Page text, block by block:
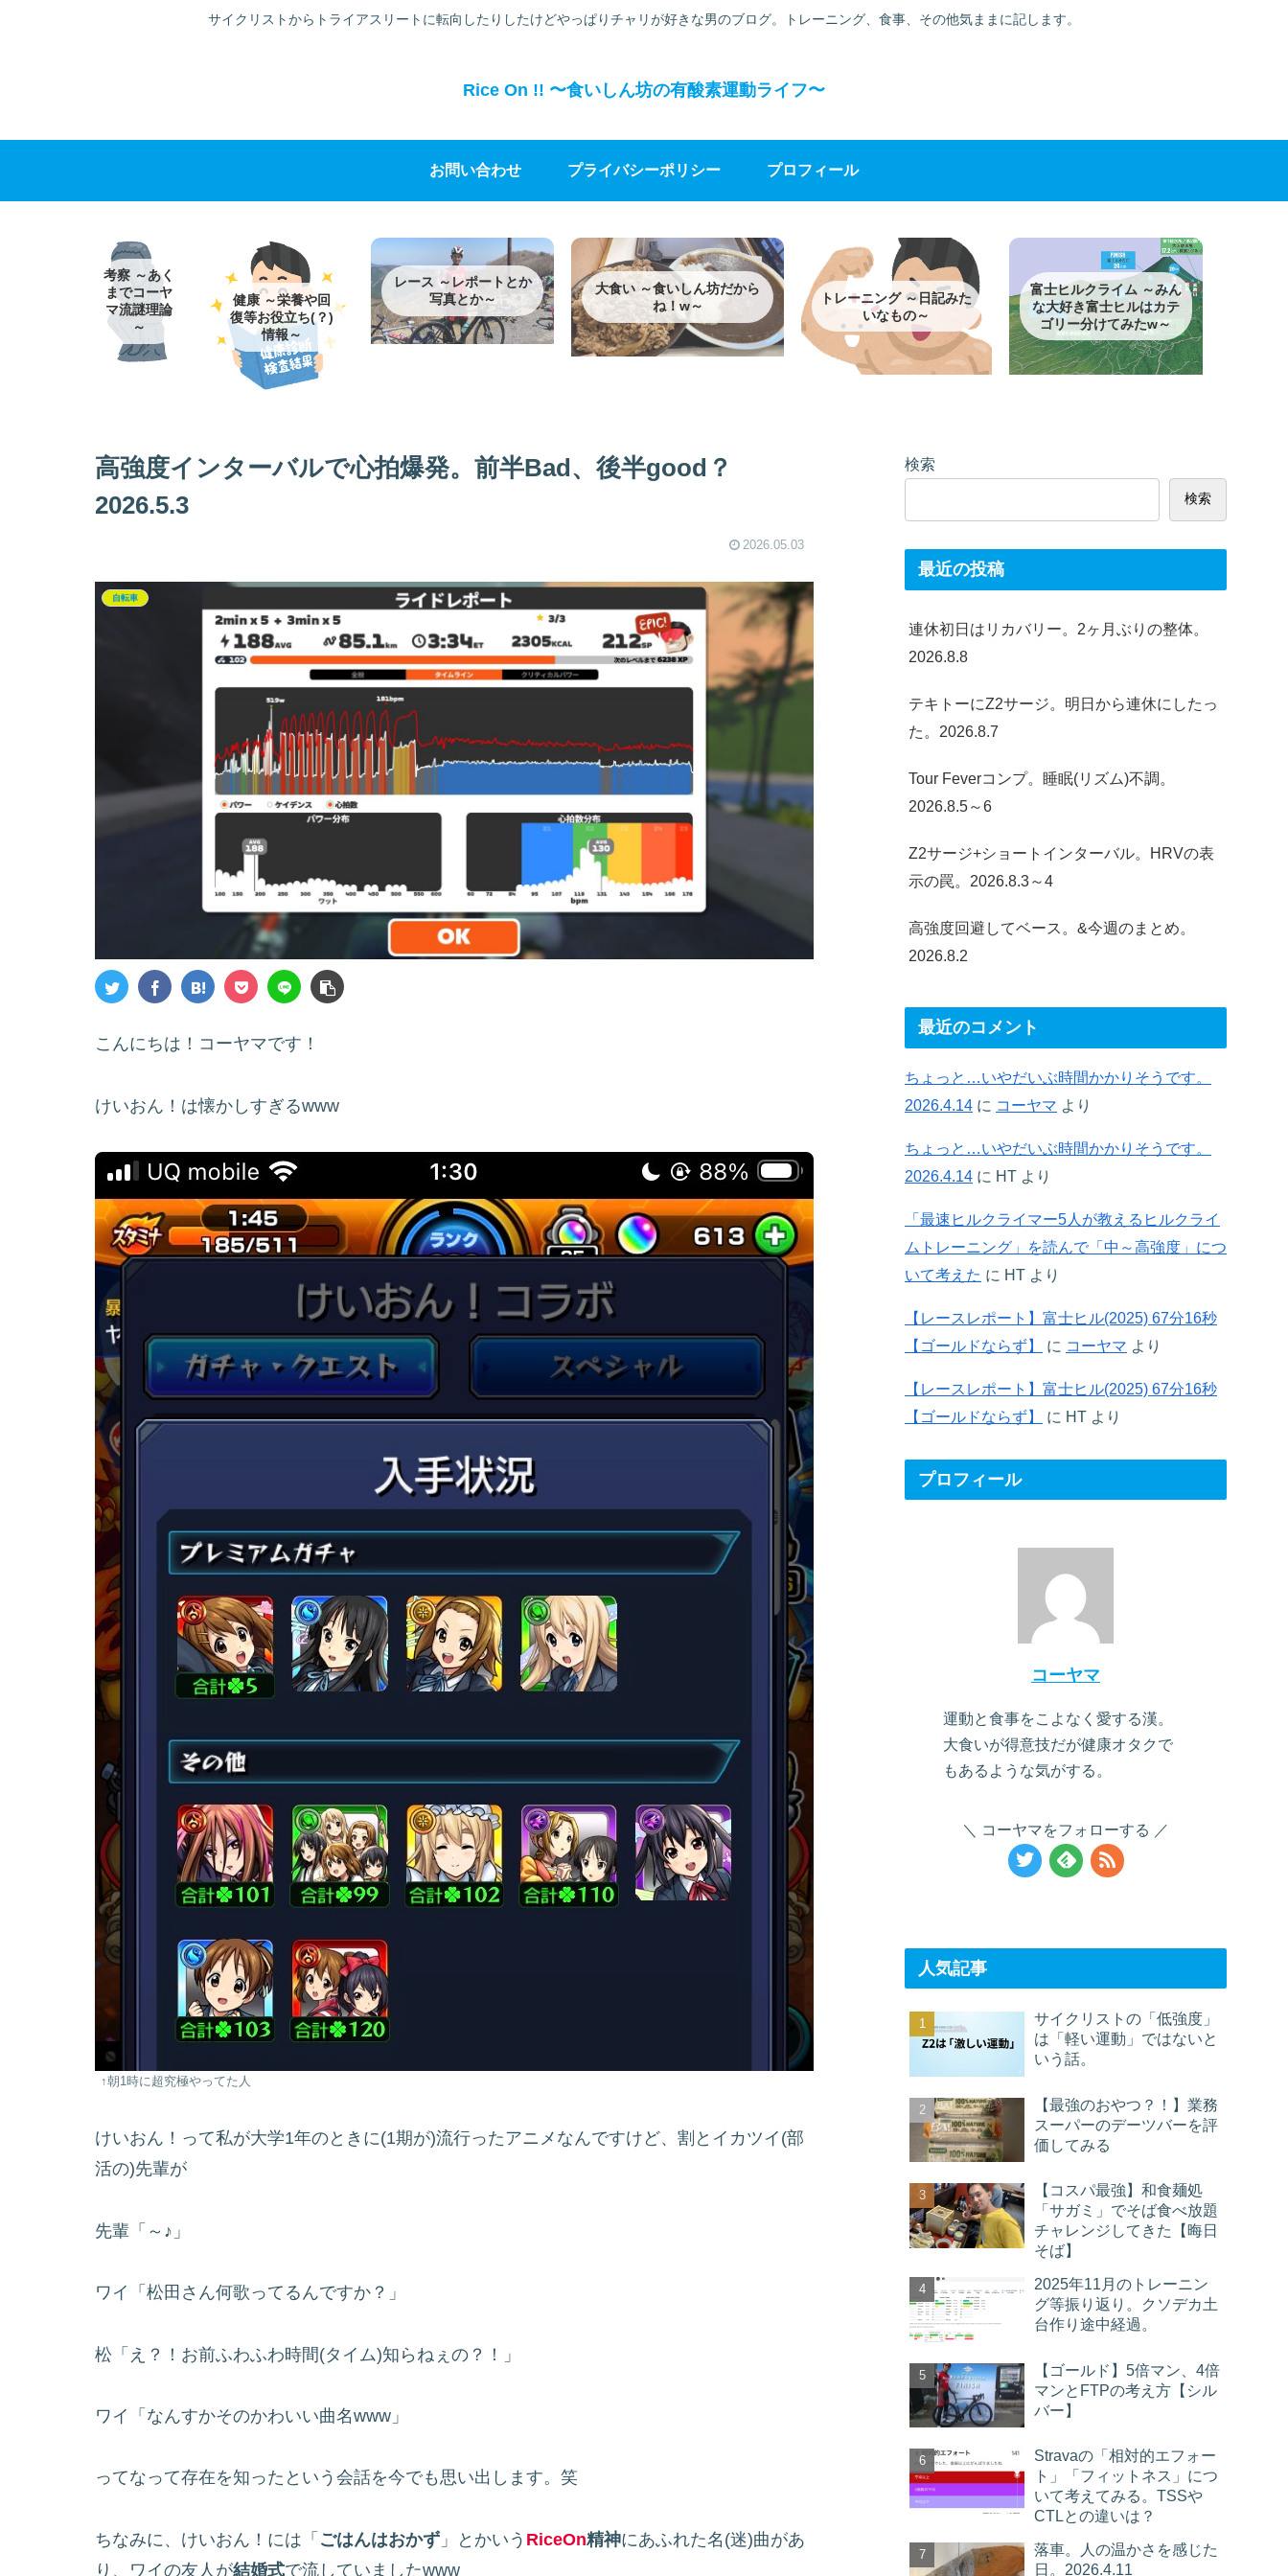
サイクリストからトライアスリートに転向したりしたけどやっぱりチャリが好きな男のブログ。トレーニング、食事、その他気ままに記します。
Rice On !! 〜食いしん坊の有酸素運動ライフ〜
お問い合わせ プライバシーポリシー プロフィール
考察 ～あく
までコーヤ
マ流謎理論
～
健康 ～栄養や回
復等お役立ち(？)
情報～
レース ～レポートとか
写真とか～
大食い ～食いしん坊だから
ね！w～
トレーニング ～日記みた
いなもの～
富士ヒルクライム ～みん
な大好き富士ヒルはカテ
ゴリー分けてみたw～
高強度インターバルで心拍爆発。前半Bad、後半good？
2026.5.3
2026.05.03
自転車
こんにちは！コーヤマです！
けいおん！は懐かしすぎるwww
↑朝1時に超究極やってた人
けいおん！って私が大学1年のときに(1期が)流行ったアニメなんですけど、割とイカツイ(部
活の)先輩が
先輩「～♪」
ワイ「松田さん何歌ってるんですか？」
松「え？！お前ふわふわ時間(タイム)知らねぇの？！」
ワイ「なんすかそのかわいい曲名www」
ってなって存在を知ったという会話を今でも思い出します。笑
ちなみに、けいおん！には「 ごはんはおかず」とかいう RiceOn精神にあふれた名(迷)曲があ
り、ワイの友人が結婚式で流していましたwww
検索
検索
最近の投稿
連休初日はリカバリー。2ヶ月ぶりの整体。
2026.8.8
テキトーにZ2サージ。明日から連休にしたっ
た。2026.8.7
Tour Feverコンプ。睡眠(リズム)不調。
2026.8.5～6
Z2サージ+ショートインターバル。HRVの表
示の罠。2026.8.3～4
高強度回避してベース。&今週のまとめ。
2026.8.2
最近のコメント
ちょっと…いやだいぶ時間かかりそうです。
2026.4.14 に コーヤマ より
ちょっと…いやだいぶ時間かかりそうです。
2026.4.14 に HT より
「最速ヒルクライマー5人が教えるヒルクライ
ムトレーニング」を読んで「中～高強度」につ
いて考えた に HT より
【レースレポート】富士ヒル(2025) 67分16秒
【ゴールドならず】
に コーヤマ より
【レースレポート】富士ヒル(2025) 67分16秒
【ゴールドならず】
に HT より
プロフィール
コーヤマ
運動と食事をこよなく愛する漢。
大食いが得意技だが健康オタクで
もあるような気がする。
コーヤマをフォローする
人気記事
サイクリストの「低強度」
は「軽い運動」ではないと
いう話。
【最強のおやつ？！】業務
スーパーのデーツバーを評
価してみる
【コスパ最強】和食麺処
「サガミ」でそば食べ放題
チャレンジしてきた【晦日
そば】
2025年11月のトレーニン
グ等振り返り。クソデカ土
台作り途中経過。
【ゴールド】5倍マン、4倍
マンとFTPの考え方【シル
バー】
Stravaの「相対的エフォー
ト」「フィットネス」につ
いて考えてみる。TSSや
CTLとの違いは？
落車。人の温かさを感じた
日。2026.4.11